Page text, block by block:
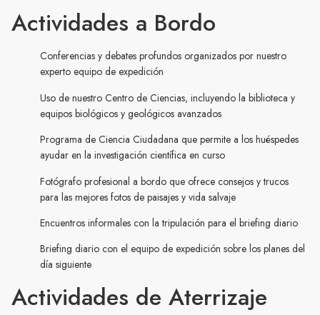
Actividades a Bordo
Conferencias y debates profundos organizados por nuestro
experto equipo de expedición
Uso de nuestro Centro de Ciencias, incluyendo la biblioteca y
equipos biológicos y geológicos avanzados
Programa de Ciencia Ciudadana que permite a los huéspedes
ayudar en la investigación científica en curso
Fotógrafo profesional a bordo que ofrece consejos y trucos
para las mejores fotos de paisajes y vida salvaje
Encuentros informales con la tripulación para el briefing diario
Briefing diario con el equipo de expedición sobre los planes del
día siguiente
Actividades de Aterrizaje